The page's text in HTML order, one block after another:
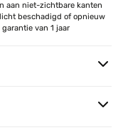
aan niet-zichtbare kanten
beschadigd of opnieuw
van 1 jaar